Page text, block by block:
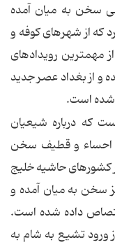
سخن به میان آمده
که از شهرهای کوفه و
مهمترین رویدادهای
و از بغداد عصر جدید
شده است.
که درباره شیعیان
احساء و قطیف سخن
کشورهای حاشیه خلیج
سخن به میان آمده و
داده شده است.
تشیع به شام به